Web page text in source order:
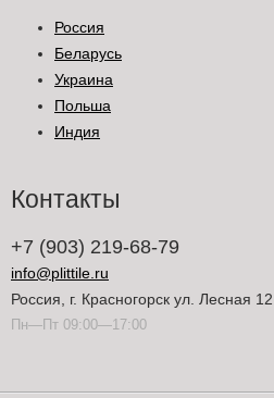
Россия
Беларусь
Украина
Польша
Индия
Контакты
+7 (903) 219-68-79
info@plittile.ru
Россия, г. Красногорск ул. Лесная 12
Пн—Пт 09:00—17:00